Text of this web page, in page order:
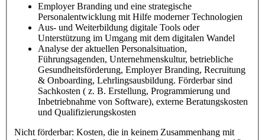
Employer Branding und eine strategische
Personalentwicklung mit Hilfe moderner Technologien
Aus- und Weiterbildung digitale Tools oder
Unterstützung im Umgang mit dem digitalen Wandel
Analyse der aktuellen Personalsituation,
Führungsagenden, Unternehmenskultur, betriebliche
Gesundheitsförderung, Employer Branding, Recruitung
& Onboarding, Lehrlingsausbildung. Förderbar sind
Sachkosten ( z. B. Erstellung, Programmierung und
Inbetriebnahme von Software), externe Beratungskosten
und Qualifizierungskosten
Nicht förderbar: Kosten, die in keinem Zusammenhang mit